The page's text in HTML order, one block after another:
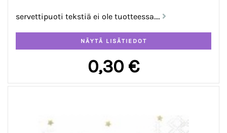
servettipuoti tekstiä ei ole tuotteessa....
0,30 €